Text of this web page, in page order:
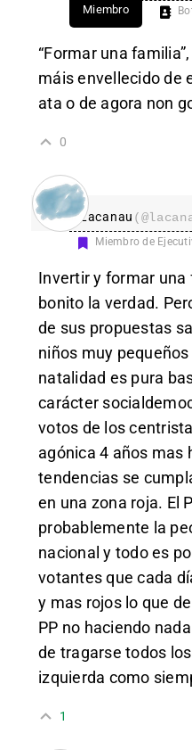
Miembro
“Formar una
máis envellecido de
ata o de agora non
0
Lacanau
Miembro de
Invertir y formar
bonito la verdad.
de sus propuestas
niños muy
natalidad es pura
carácter
votos de los
agónica 4 años mas
tendencias se
en una zona roja. El
probablemente la
nacional y todo es
votantes que cada
y mas rojos lo que
PP no haciendo
de tragarse todos
izquierda como
1